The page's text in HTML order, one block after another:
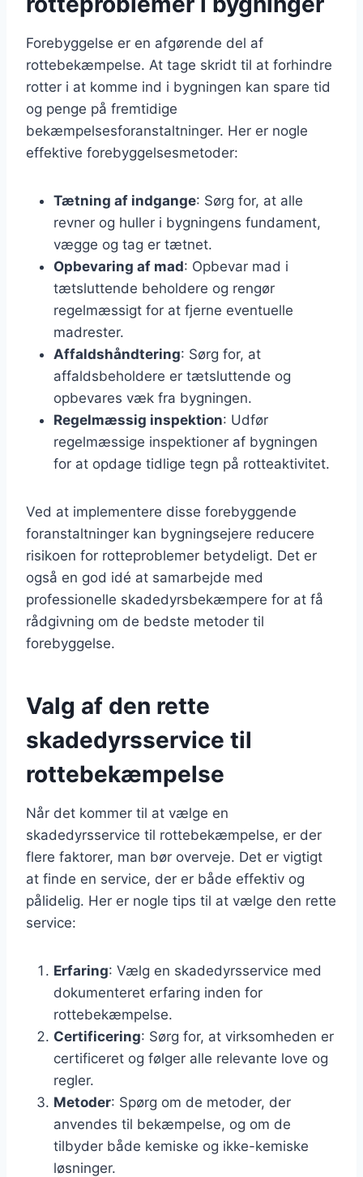
Forebyggelse er en afgørende del af
rottebekæmpelse. At tage skridt til at forhindre
rotter i at komme ind i bygningen kan spare tid
og penge på fremtidige
bekæmpelsesforanstaltninger. Her er nogle
effektive forebyggelsesmetoder:
Tætning af indgange: Sørg for, at alle
revner og huller i bygningens fundament,
vægge og tag er tætnet.
Opbevaring af mad: Opbevar mad i
tætsluttende beholdere og rengør
regelmæssigt for at fjerne eventuelle
madrester.
Affaldshåndtering: Sørg for, at
affaldsbeholdere er tætsluttende og
opbevares væk fra bygningen.
Regelmæssig inspektion: Udfør
regelmæssige inspektioner af bygningen
for at opdage tidlige tegn på rotteaktivitet.
Ved at implementere disse forebyggende
foranstaltninger kan bygningsejere reducere
risikoen for rotteproblemer betydeligt. Det er
også en god idé at samarbejde med
professionelle skadedyrsbekæmpere for at få
rådgivning om de bedste metoder til
forebyggelse.
Valg af den rette
skadedyrsservice til
rottebekæmpelse
Når det kommer til at vælge en
skadedyrsservice til rottebekæmpelse, er der
flere faktorer, man bør overveje. Det er vigtigt
at finde en service, der er både effektiv og
pålidelig. Her er nogle tips til at vælge den rette
service:
Erfaring: Vælg en skadedyrsservice med
dokumenteret erfaring inden for
rottebekæmpelse.
Certificering: Sørg for, at virksomheden er
certificeret og følger alle relevante love og
regler.
Metoder: Spørg om de metoder, der
anvendes til bekæmpelse, og om de
tilbyder både kemiske og ikke-kemiske
løsninger.